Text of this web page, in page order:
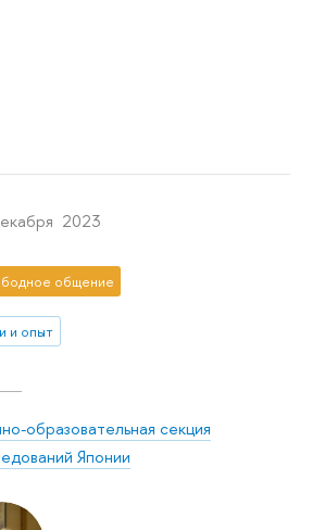
2023
общение
и опыт
образовательная секция
Японии